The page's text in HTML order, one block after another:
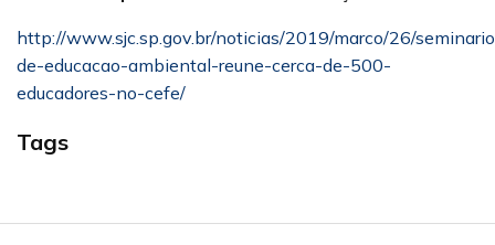
http://www.sjc.sp.gov.br/noticias/2019/marco/26/
de-educacao-ambiental-reune-cerca-de-500-
educadores-no-cefe/
Tags